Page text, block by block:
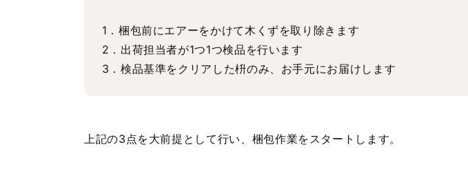
1．梱包前にエアーをかけて木くずを取り除きます
2．出荷担当者が1つ1つ検品を行います
3．検品基準をクリアした枡のみ、お手元にお届けします
上記の3点を大前提として行い、梱包作業をスタートします。